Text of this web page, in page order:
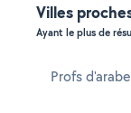
Villes
Ayant le plus de
Profs